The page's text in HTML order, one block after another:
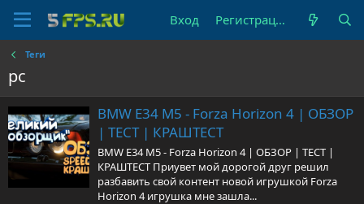
Вход Регистрация
Теги
pc
BMW E34 M5 - Forza Horizon 4 | ОБЗОР
| ТЕСТ | КРАШТЕСТ
BMW E34 M5 - Forza Horizon 4 | ОБЗОР | ТЕСТ |
КРАШТЕСТ Приувет мой дорогой друг решил
разбавить свой контент новой игрушкой Forza
Horizon 4 игрушка мне зашла...